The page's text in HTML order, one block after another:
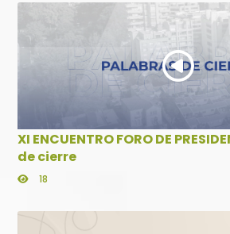
XI ENCUENTRO FORO DE
de cierre
18